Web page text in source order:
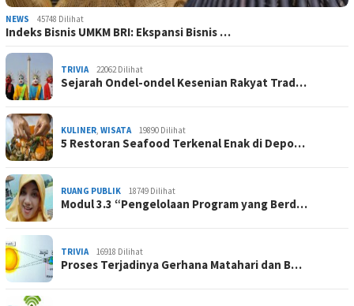
NEWS 45748 Dilihat
Indeks Bisnis UMKM BRI: Ekspansi Bisnis …
TRIVIA 22062 Dilihat
Sejarah Ondel-ondel Kesenian Rakyat Trad…
KULINER, WISATA 19890 Dilihat
5 Restoran Seafood Terkenal Enak di Depo…
RUANG PUBLIK 18749 Dilihat
Modul 3.3 “Pengelolaan Program yang Berd…
TRIVIA 16918 Dilihat
Proses Terjadinya Gerhana Matahari dan B…